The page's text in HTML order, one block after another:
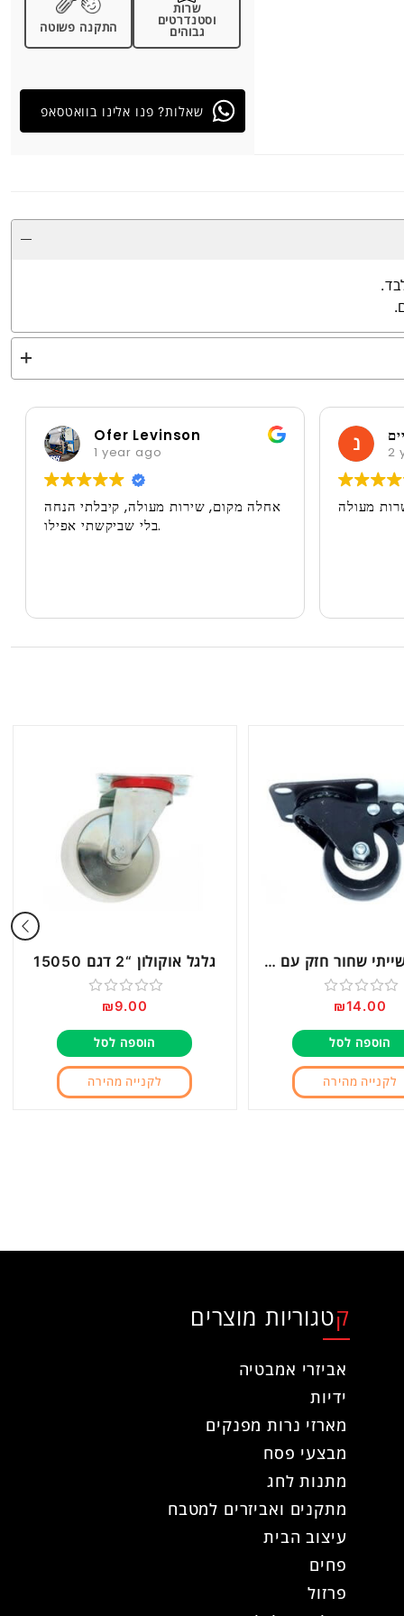
שרות
וסטנדרטים
גבוהים
התקנה פשוטה
שאלות? פנו אלינו בוואטסאפ
אחלה מקום, שירות
נחמה אלקיים
שרות מעולה
גלגל תעשייתי שחור חזק עם מעצור “1.5 דגם 70609
דורג
0
5
₪14.00
הוספה לסל
לקנייה מהירה
גלגל אוקולון “2 דגם 15050
דורג
0
5
₪9.00
הוספה לסל
לקנייה מהירה
קטגוריות מוצרים
אביזרי אמבטיה
ידיות
מארזי נרות מפנקים
מבצעי פסח
מתנות לחג
מתקנים ואביזרים למטבח
עיצוב הבית
פחים
פרזול